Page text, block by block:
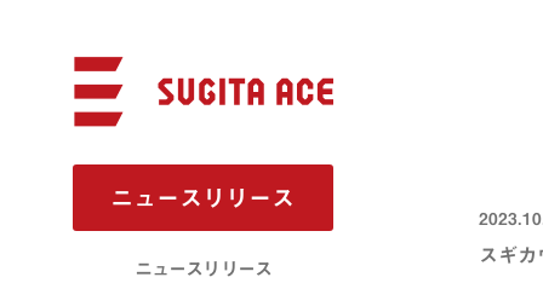
ニュースリリース
ニュースリリース
スギ